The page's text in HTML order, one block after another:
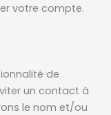
votre compte.
de
un contact à
le nom et/ou